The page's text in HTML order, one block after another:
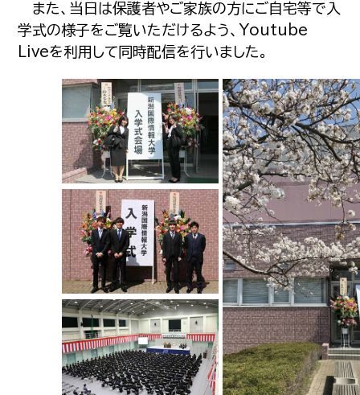
また、当日は保護者やご家族の方にご自宅等で入
学式の様子をご覧いただけるよう、Youtube
Liveを利用して同時配信を行いました。